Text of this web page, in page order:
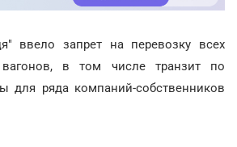
ввело запрет на перевозку всех
в том числе транзит по
для ряда компаний-собственников